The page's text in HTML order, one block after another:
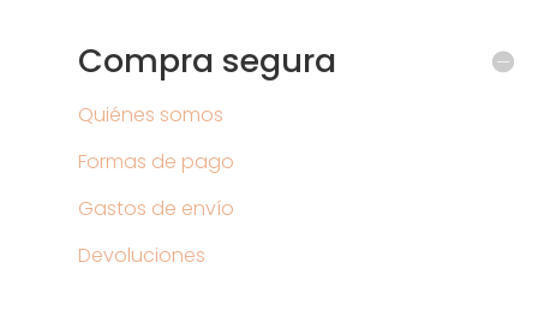
Compra segura
Quiénes somos
Formas de pago
Gastos de envío
Devoluciones